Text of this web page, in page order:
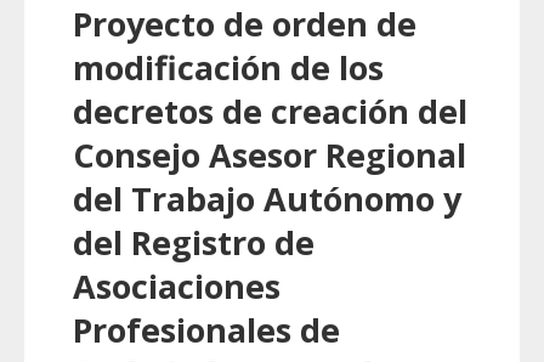
Proyecto de orden de
modificación de los
decretos de creación del
Consejo Asesor Regional
del Trabajo Autónomo y
del Registro de
Asociaciones
Profesionales de